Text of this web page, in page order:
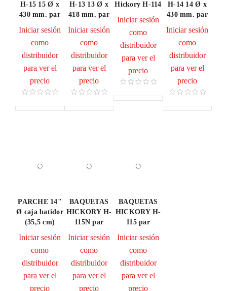
H-15 15 Ø x
430 mm. par
Iniciar sesión
como
distribuidor
para ver el
precio
H-13 13 Ø x
418 mm. par
Iniciar sesión
como
distribuidor
para ver el
precio
Hickory H-114
Iniciar sesión
como
distribuidor
para ver el
precio
H-14 14 Ø x
430 mm. par
Iniciar sesión
como
distribuidor
para ver el
precio
PARCHE 14"
Ø caja batidor
(35,5 cm)
Iniciar sesión
como
distribuidor
para ver el
precio
BAQUETAS
HICKORY H-
115N par
Iniciar sesión
como
distribuidor
para ver el
precio
BAQUETAS
HICKORY H-
115 par
Iniciar sesión
como
distribuidor
para ver el
precio